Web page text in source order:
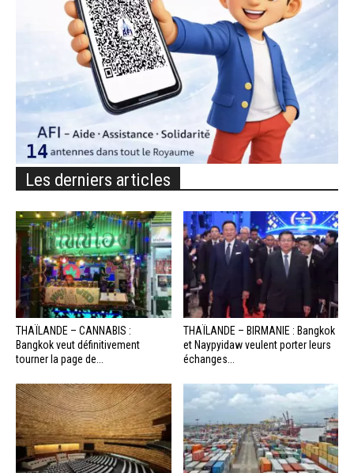
Les derniers articles
THAÏLANDE – CANNABIS :
Bangkok veut définitivement
tourner la page de...
THAÏLANDE – BIRMANIE : Bangkok
et Naypyidaw veulent porter leurs
échanges...